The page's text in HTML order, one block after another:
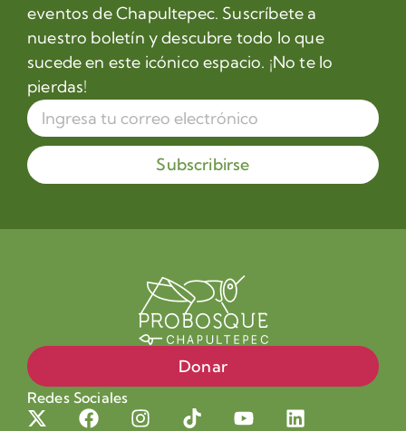
eventos de Chapultepec. Suscríbete a
nuestro boletín y descubre todo lo que
sucede en este icónico espacio. ¡No te lo
pierdas!
Subscribirse
Donar
Redes Sociales